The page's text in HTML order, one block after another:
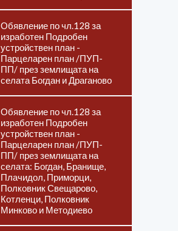
Обявление по чл.128 за
изработен Подробен
устройствен план -
Парцеларен план /ПУП-
ПП/ през землищата на
селата Богдан и Драганово
Обявление по чл.128 за
изработен Подробен
устройствен план -
Парцеларен план /ПУП-
ПП/ през землищата на
селата: Богдан, Бранище,
Плачидол, Приморци,
Полковник Свещарово,
Котленци, Полковник
Минково и Методиево